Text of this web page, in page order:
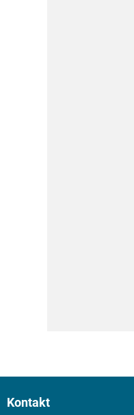
Kontakt